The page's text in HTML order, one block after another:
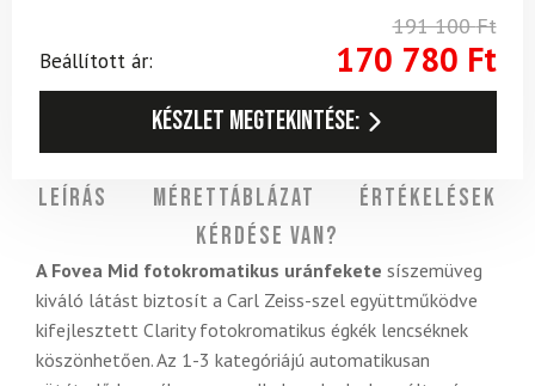
191 100Ft
Beállított ár:
170 780 Ft
Készlet megtekintése:
Leírás Mérettáblázat
Értékelések
Kérdése van?
A Fovea Mid fotokromatikus uránfekete síszemüveg
kiváló látást biztosít a Carl Zeiss-szel együttműködve
kifejlesztett Clarity fotokromatikus égkék lencséknek
köszönhetően. Az 1-3 kategóriájú automatikusan